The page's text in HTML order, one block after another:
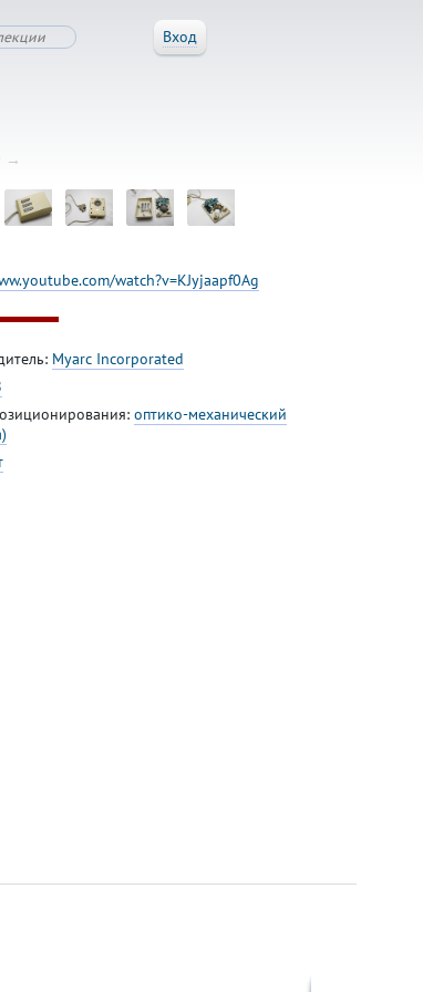
Вход
→
watch?v=KJyjaapf0Ag
Myarc Incorporated
оптико-механический